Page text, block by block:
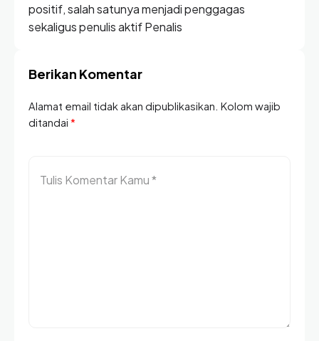
positif, salah satunya menjadi penggagas
sekaligus penulis aktif Penalis
Berikan Komentar
Alamat email tidak akan dipublikasikan. Kolom wajib
ditandai *